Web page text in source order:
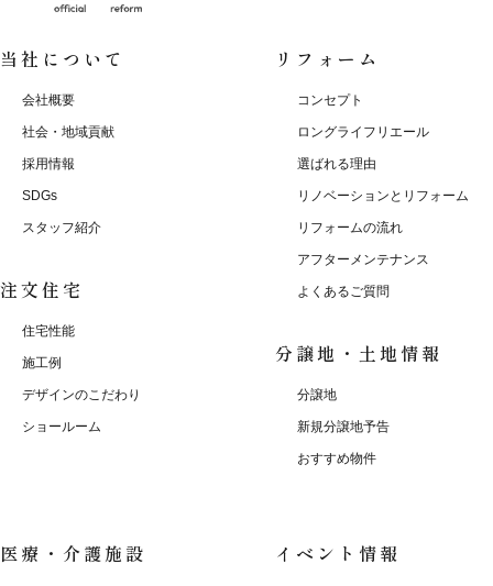
当社について
会社概要
社会・地域貢献
採用情報
SDGs
スタッフ紹介
注文住宅
住宅性能
施工例
デザインのこだわり
ショールーム
リフォーム
コンセプト
ロングライフリエール
選ばれる理由
リノベーションとリフォーム
リフォームの流れ
アフターメンテナンス
よくあるご質問
分譲地・土地情報
分譲地
新規分譲地予告
おすすめ物件
医療・介護施設 イベント情報